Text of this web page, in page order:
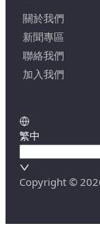
關於我們
新聞專區
聯絡我們
加入我們
繁中
Copyright ©